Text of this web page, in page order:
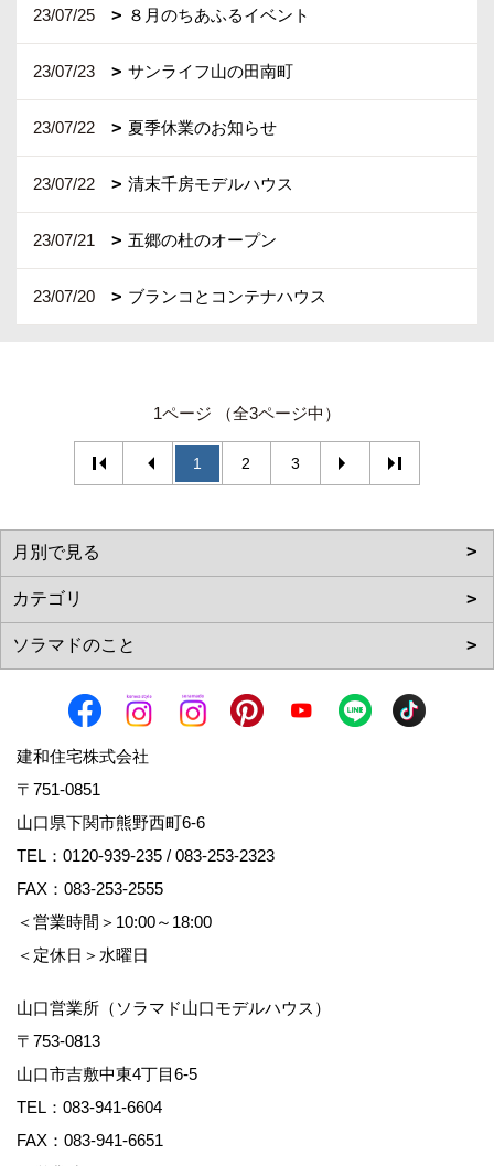
23/07/25 ８月のちあふるイベント
23/07/23 サンライフ山の田南町
23/07/22 夏季休業のお知らせ
23/07/22 清末千房モデルハウス
23/07/21 五郷の杜のオープン
23/07/20 ブランコとコンテナハウス
1ページ （全3ページ中）
1 2 3
建和住宅株式会社
〒751-0851
山口県下関市熊野西町6-6
TEL： 0120-939-235 / 083-253-2323
FAX：083-253-2555
＜営業時間＞10:00～18:00
＜定休日＞水曜日
山口営業所（ソラマド山口モデルハウス）
〒753-0813
山口市吉敷中東4丁目6-5
TEL： 083-941-6604
FAX：083-941-6651